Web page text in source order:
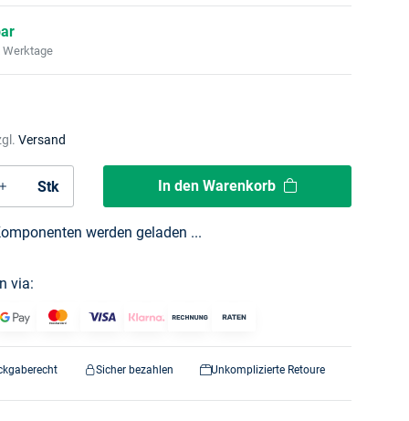
Werktage
Versand
Stk In den Warenkorb
werden geladen ...
via:
Sicher bezahlen Unkomplizierte Retoure